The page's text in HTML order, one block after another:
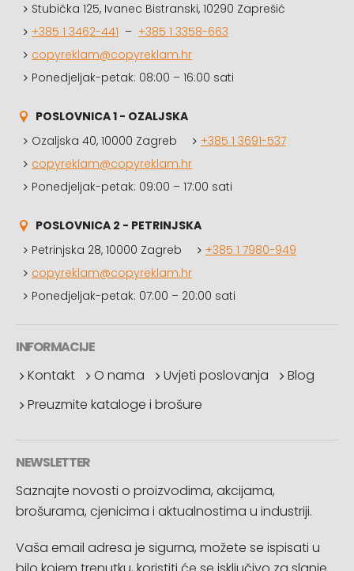
Stubička 125, Ivanec Bistranski, 10290 Zaprešić
+385 1 3462-441 – +385 1 3358-663
copyreklam@copyreklam.hr
Ponedjeljak-petak: 08:00 – 16:00 sati
POSLOVNICA 1 - OZALJSKA
Ozaljska 40, 10000 Zagreb
+385 1 3691-537
copyreklam@copyreklam.hr
Ponedjeljak-petak: 09:00 – 17:00 sati
POSLOVNICA 2 - PETRINJSKA
Petrinjska 28, 10000 Zagreb
+385 1 7980-949
copyreklam@copyreklam.hr
Ponedjeljak-petak: 07:00 – 20:00 sati
INFORMACIJE
Kontakt
O nama Uvjeti poslovanja
Blog
Preuzmite kataloge i brošure
NEWSLETTER
Saznajte novosti o proizvodima, akcijama,
brošurama, cjenicima i aktualnostima u industriji.
Vaša email adresa je sigurna, možete se ispisati u